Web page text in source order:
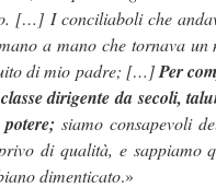
[…] I conciliaboli che
a mano che tornava
di mio padre; […]Per
dirigente da secoli,
siamo consapevoli
di qualità, e sappiamo
dimenticato.»